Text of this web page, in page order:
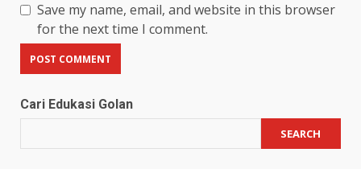
Save my name, email, and website in this browser
for the next time I comment.
Cari Edukasi Golan
SEARCH